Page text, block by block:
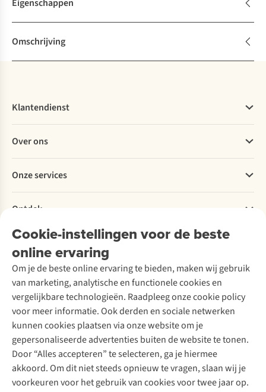
Eigenschappen
Omschrijving
Cookie-instellingen voor de beste
online ervaring
Om je de beste online ervaring te bieden, maken wij gebruik
van marketing, analytische en functionele cookies en
vergelijkbare technologieën. Raadpleeg onze cookie policy
voor meer informatie. Ook derden en sociale netwerken
kunnen cookies plaatsen via onze website om je
gepersonaliseerde advertenties buiten de website te tonen.
Door “Alles accepteren” te selecteren, ga je hiermee
akkoord. Om dit niet steeds opnieuw te vragen, slaan wij je
voorkeuren voor het gebruik van cookies voor twee jaar op.
Klantendienst
Bestellen
Betalen
Levering
Retourneren
Bestelling herroepen
Garantie
Contact
Over ons
Explore More
Verantwoord ondernemen
Over Ayacucho
Onze winkels
Over A.S.Adventure
Toegankelijkheidsverklaring
Onze services
Ski-onderhoud
Wasservice
Schoenonderhoud
Schoenherstelling
Kledingherstelling
Retouches
Voor bedrijven
Ontdek
A.S.Magazine
Podcast
Explore Academy
Explore Camp
Gear Check
Inspiratie & advies
Meld je aan voor de nieuwsbrief
Follow us